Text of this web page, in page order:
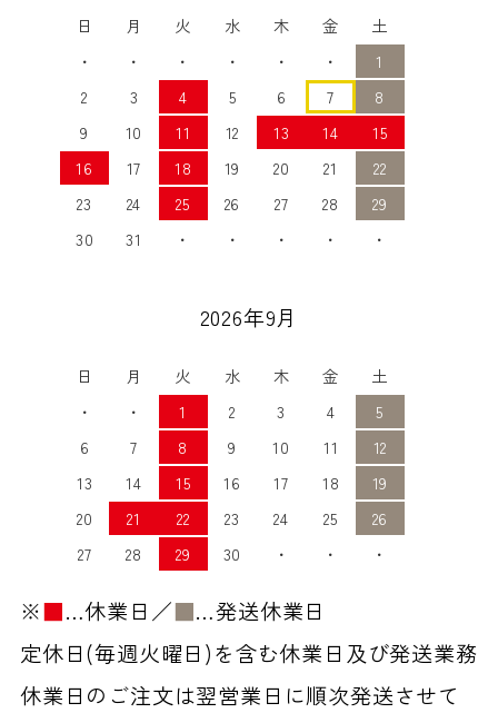
日 月 火 水 木 金
土
・
・ ・ ・ ・ ・
1
2
3 4 5 6 7
8
9
10 11 12 13 14
15
16
17 18 19 20 21
22
23
24 25 26 27 28
29
30
31 ・ ・ ・ ・ ・
2026年9月
日 月 火 水 木 金
土
・
・ 1 2 3 4
5
6
7 8 9 10 11
12
13
14 15 16 17 18
19
20
21 22 23 24 25
26
27
28 29 30 ・ ・ ・
※■…休業日／■…発送休業日
定休日(毎週火曜日)を含む休業日及び発送業務
休業日のご注文は翌営業日に順次発送させて